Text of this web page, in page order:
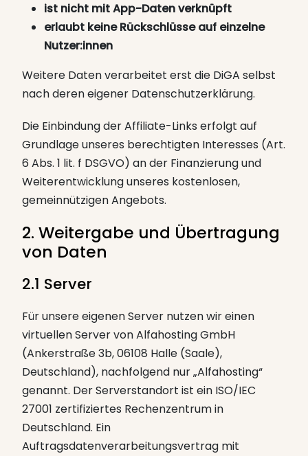
ist nicht mit App-Daten verknüpft
erlaubt keine Rückschlüsse auf einzelne
Nutzer:innen
Weitere Daten verarbeitet erst die DiGA selbst
nach deren eigener Datenschutzerklärung.
Die Einbindung der Affiliate-Links erfolgt auf
Grundlage unseres berechtigten Interesses (Art.
6 Abs. 1 lit. f DSGVO) an der Finanzierung und
Weiterentwicklung unseres kostenlosen,
gemeinnützigen Angebots.
2. Weitergabe und Übertragung
von Daten
2.1 Server
Für unsere eigenen Server nutzen wir einen
virtuellen Server von Alfahosting GmbH
(Ankerstraße 3b, 06108 Halle (Saale),
Deutschland), nachfolgend nur „Alfahosting“
genannt. Der Serverstandort ist ein ISO/IEC
27001 zertifiziertes Rechenzentrum in
Deutschland. Ein
Auftragsdatenverarbeitungsvertrag mit